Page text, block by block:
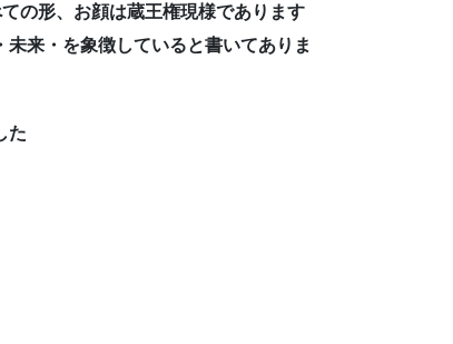
の形、お顔は蔵王権現様であります
来・を象徴していると書いてありま
た